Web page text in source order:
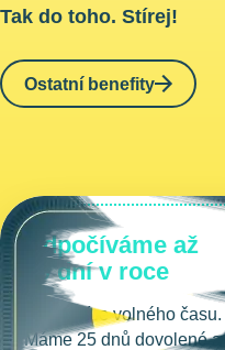
Tak do toho. Stírej!
Ostatní benefity
Odpočíváme až
39 dní v roce
Užij si více volného času.
Máme 25 dnů dovolené a